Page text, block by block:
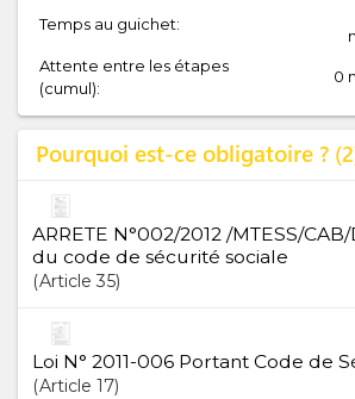
Temps au guichet:
Attente entre les étapes
(cumul):
0
Pourquoi est-ce obligatoire ? 2
ARRETE N°002/2012 /MTESS/
du code de sécurité sociale
Article35
Loi N° 2011-006 Portant Code de
Article 17